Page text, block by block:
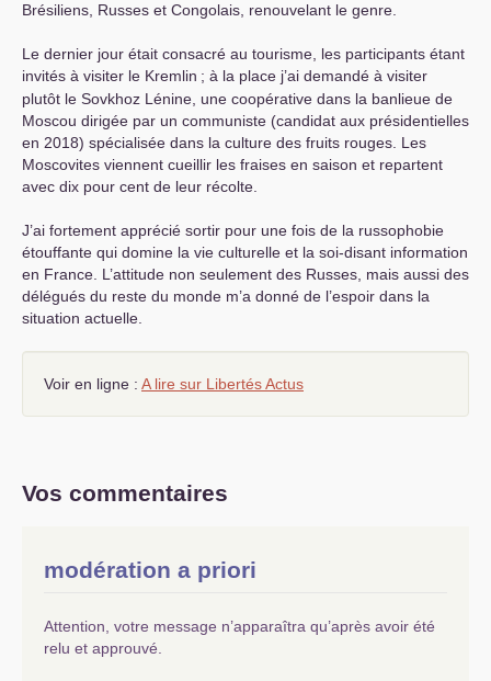
Brésiliens, Russes et Congolais, renouvelant le genre.
Le dernier jour était consacré au tourisme, les participants étant
invités à visiter le Kremlin ; à la place j’ai demandé à visiter
plutôt le Sovkhoz Lénine, une coopérative dans la banlieue de
Moscou dirigée par un communiste (candidat aux présidentielles
en 2018) spécialisée dans la culture des fruits rouges. Les
Moscovites viennent cueillir les fraises en saison et repartent
avec dix pour cent de leur récolte.
J’ai fortement apprécié sortir pour une fois de la russophobie
étouffante qui domine la vie culturelle et la soi-disant information
en France. L’attitude non seulement des Russes, mais aussi des
délégués du reste du monde m’a donné de l’espoir dans la
situation actuelle.
Voir en ligne : A lire sur Libertés Actus
Vos commentaires
modération a priori
Attention, votre message n’apparaîtra qu’après avoir été
relu et approuvé.